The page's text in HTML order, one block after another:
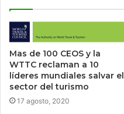
Mas de 100 CEOS y la
WTTC reclaman a 10
líderes mundiales salvar el
sector del turismo
17 agosto, 2020